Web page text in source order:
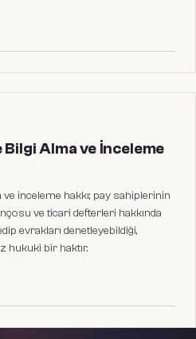
Alma ve İnceleme
inceleme hakkı; pay sahiplerinin
ve ticari defterleri hakkında
evrakları denetleyebildiği,
hukuki bir haktır.